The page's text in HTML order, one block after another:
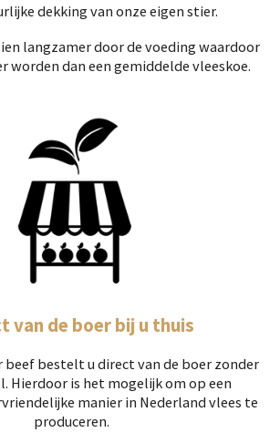
dekking van onze eigen stier.
langzamer door de voeding waardoor
worden dan een gemiddelde vleeskoe.
van de boer bij u thuis
beef bestelt u direct van de boer zonder
Hierdoor is het mogelijk om op een
manier in Nederland vlees te
produceren.